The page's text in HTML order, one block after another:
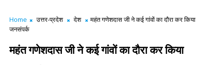
Home उत्तर-प्रदेश देश
महंत गणेशदास जी ने कई गांवों का दौरा कर किया
जनसंपर्क
महंत गणेशदास जी ने कई गांवों का दौरा कर किया